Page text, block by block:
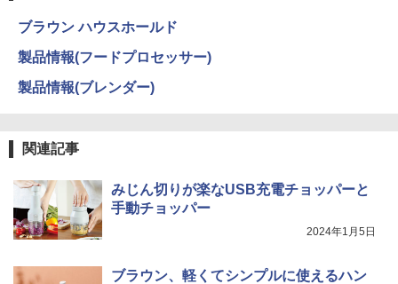
ブラウン ハウスホールド
製品情報(フードプロセッサー)
製品情報(ブレンダー)
関連記事
みじん切りが楽なUSB充電チョッパーと
手動チョッパー
2024年1月5日
ブラウン、軽くてシンプルに使えるハン